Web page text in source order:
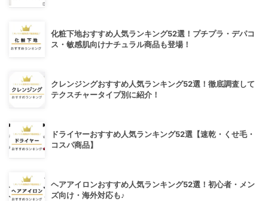
化粧下地おすすめ人気ランキング52選！プチプラ・デパコ
ス・敏感肌向けナチュラル商品も登場！
クレンジングおすすめ人気ランキング52選！徹底調査して
テクスチャータイプ別に紹介！
ドライヤーおすすめ人気ランキング52選【速乾・くせ毛・
コスパ商品】
ヘアアイロンおすすめ人気ランキング52選！初心者・メン
ズ向け・海外対応も♪